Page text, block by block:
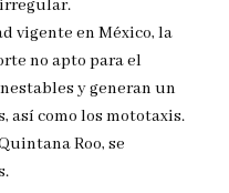
vigente en México, la
no apto para el
y generan un
así como los mototaxis.
Roo, se